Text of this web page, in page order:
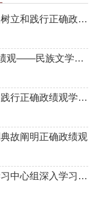
民文所第一党支部认真开展树立和践行正确政绩观学习教育
树立践行“为民造福”正确政绩观——民族文学研究所参观北京市市民热线服务中心
中国社会科学院举办树立和践行正确政绩观学习教育所局级领导干部读书班
故阐明正确政绩观
中国社会科学院党组理论学习中心组深入学习领会习近平总书记关于树立和践行正确政绩观的重要论述